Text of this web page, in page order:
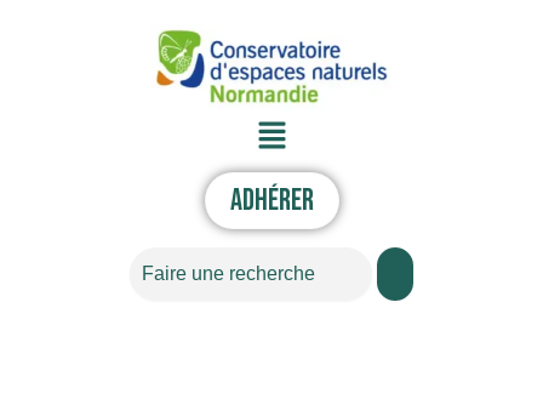
Menu
Adhérer